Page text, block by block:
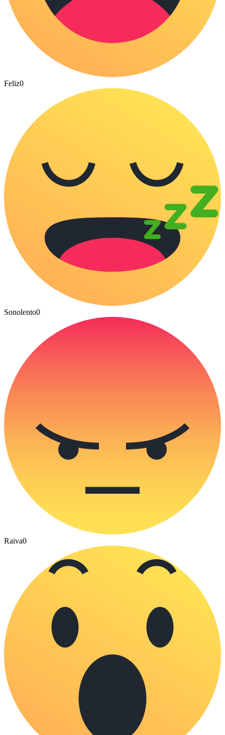
Feliz0
Sonolento0
Raiva0